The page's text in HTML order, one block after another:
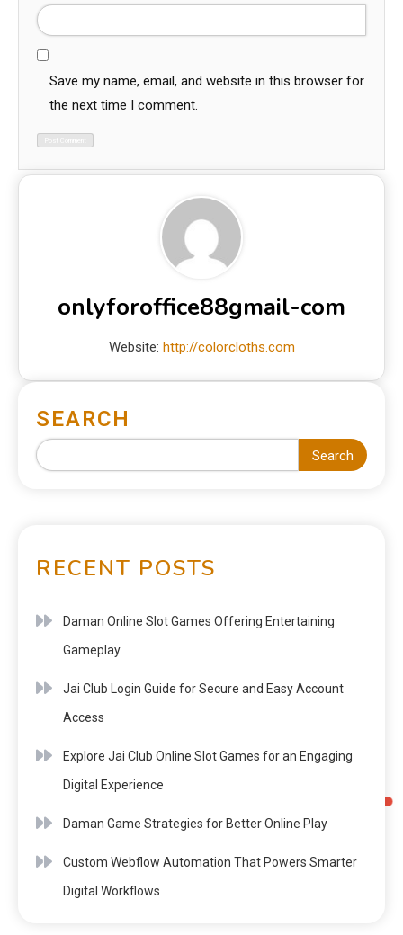
Save my name, email, and website in this browser for
the next time I comment.
onlyforoffice88gmail-com
Website: http://colorcloths.com
SEARCH
Search
RECENT POSTS
Daman Online Slot Games Offering Entertaining
Gameplay
Jai Club Login Guide for Secure and Easy Account
Access
Explore Jai Club Online Slot Games for an Engaging
Digital Experience
Daman Game Strategies for Better Online Play
Custom Webflow Automation That Powers Smarter
Digital Workflows